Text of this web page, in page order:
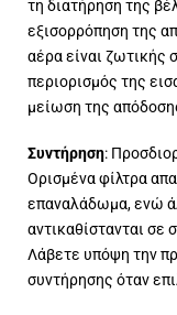
τη διατήρηση της
εξισορρόπηση της
αέρα είναι ζωτικής
περιορισμός της
μείωση της
Συντήρηση:
Ορισμένα φίλτρα
επαναλάδωμα, ενώ
αντικαθίστανται σε
Λάβετε υπόψη την
συντήρησης όταν